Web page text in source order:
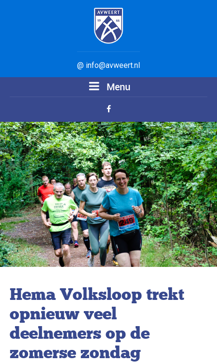
@ info@avweert.nl
Menu
Hema Volksloop trekt
opnieuw veel
deelnemers op de
zomerse zondag